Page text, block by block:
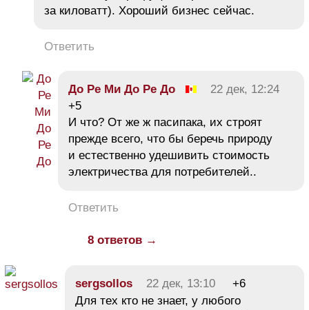
за киловатт). Хороший бизнес сейчас.
Ответить
До Ре Ми До Ре До
22 дек, 12:24
+5
И что? От же ж пасипака, их строят
прежде всего, что бы беречь природу
и естественно удешивить стоимость
электричества для потребителей..
Ответить
8 ответов →
sergsollos 22 дек, 13:10
+6
Для тех кто не знает, у любого